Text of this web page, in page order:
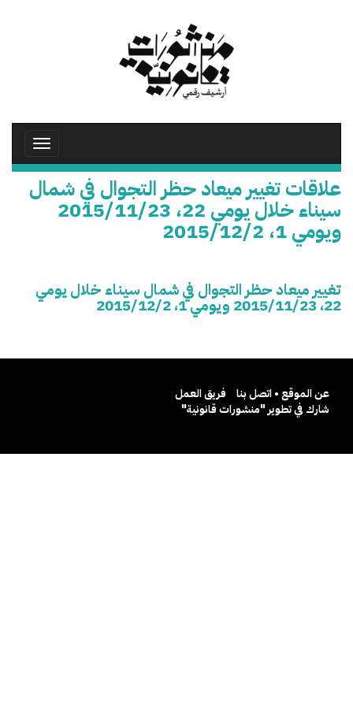
Toggle
علاقات تغيير ميعاد حظر التجوال في شمال
سيناء خلال يومي 22، 2015/11/23
ويومي 1، 2015/12/2
تغيير ميعاد حظر التجوال في شمال سيناء خلال يومي
22، 2015/11/23 ويومي 1، 2015/12/2
عن الموقع • اتصل بنا
فريق العمل
شارك في تطوير "منشورات قانونية"